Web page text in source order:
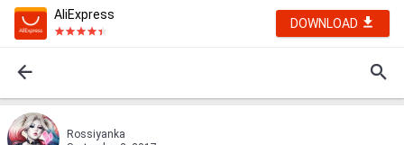
AliExpress
DOWNLOAD
Rossiyanka